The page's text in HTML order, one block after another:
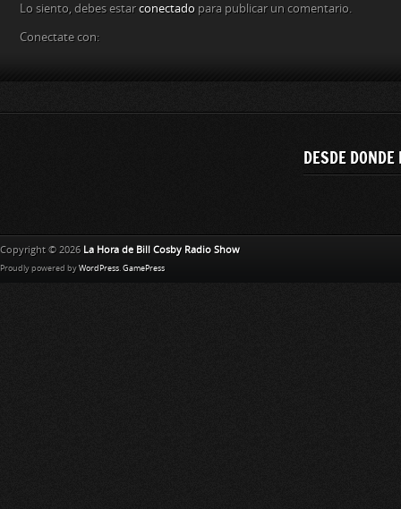
Lo siento, debes estarconectado para publicar un comentario.
Conectate con:
DESDE
Copyright © 2026 La Hora de Bill Cosby Radio Show
Proudly powered by WordPress GamePress